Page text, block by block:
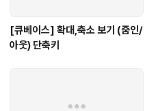
[큐베이스] 확대,축소 보기 (줌인/
아웃) 단축키